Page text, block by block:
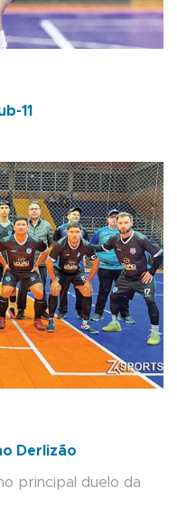
11
Derlizão
principal duelo da